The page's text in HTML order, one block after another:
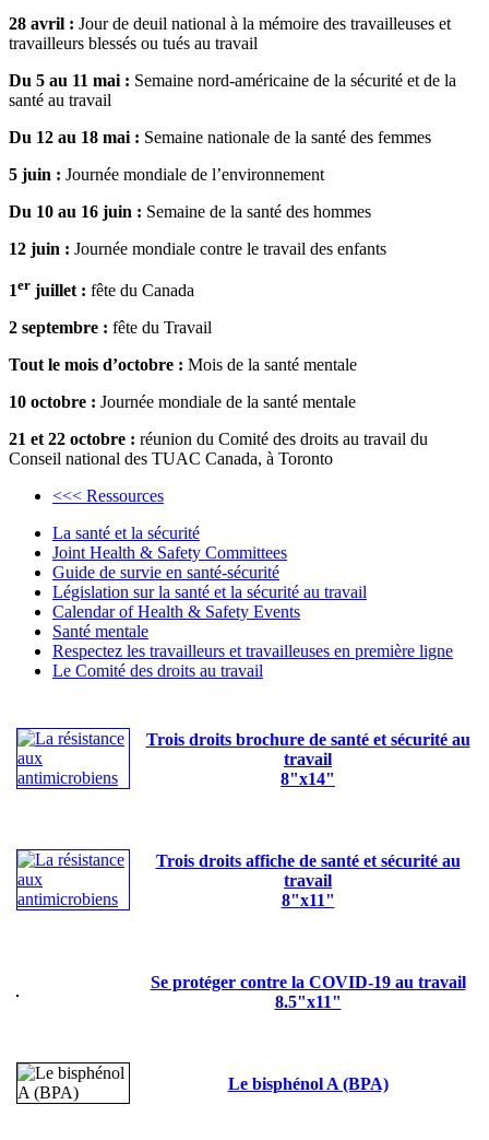
28 avril : Jour de deuil national à la mémoire des travailleuses et
travailleurs blessés ou tués au travail
Du 5 au 11 mai : Semaine nord-américaine de la sécurité et de la
santé au travail
Du 12 au 18 mai : Semaine nationale de la santé des femmes
5 juin : Journée mondiale de l’environnement
Du 10 au 16 juin : Semaine de la santé des hommes
12 juin : Journée mondiale contre le travail des enfants
1er juillet : fête du Canada
2 septembre : fête du Travail
Tout le mois d’octobre : Mois de la santé mentale
10 octobre : Journée mondiale de la santé mentale
21 et 22 octobre : réunion du Comité des droits au travail du
Conseil national des TUAC Canada, à Toronto
<<< Ressources
La santé et la sécurité
Joint Health & Safety Committees
Guide de survie en santé-sécurité
Législation sur la santé et la sécurité au travail
Calendar of Health & Safety Events
Santé mentale
Respectez les travailleurs et travailleuses en première ligne
Le Comité des droits au travail
Trois droits brochure de santé et sécurité au
travail
8"x14"
Trois droits affiche de santé et sécurité au
travail
8"x11"
Se protéger contre la COVID-19 au travail
8.5"x11"
Le bisphénol A (BPA)